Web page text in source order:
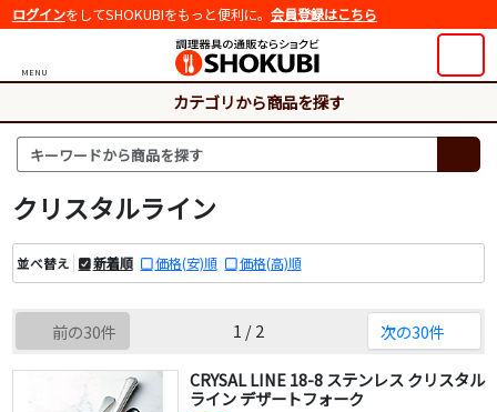
ログインをしてSHOKUBIをもっと便利に。 会員登録はこちら
MENU
カテゴリから商品を探す
クリスタルライン
並べ替え 新着順 価格(安)順 価格(高)順
前の30件 1 / 2 次の30件
CRYSAL LINE 18-8 ステンレス クリスタル
ライン デザートフォーク